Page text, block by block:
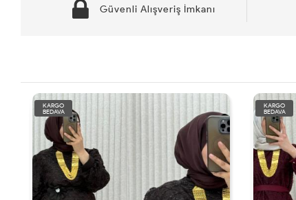
Güvenli Alışveriş İmkanı
KARGO
BEDAVA
KARGO
BEDAVA